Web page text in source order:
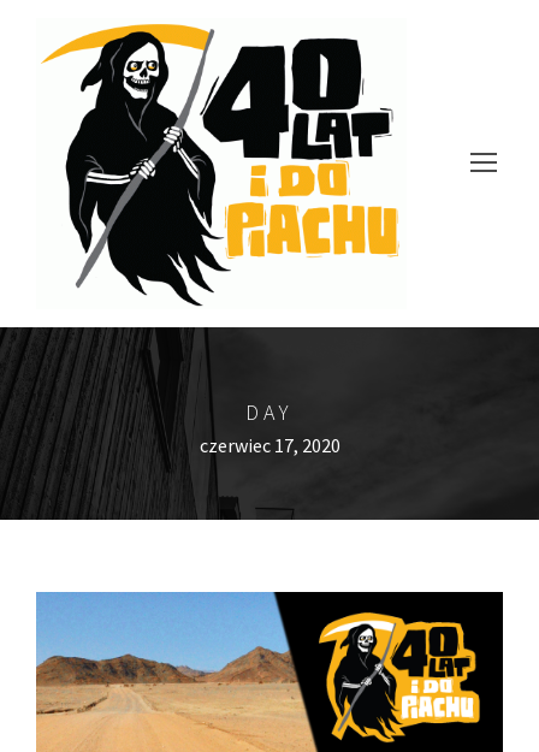
DAY
czerwiec 17, 2020